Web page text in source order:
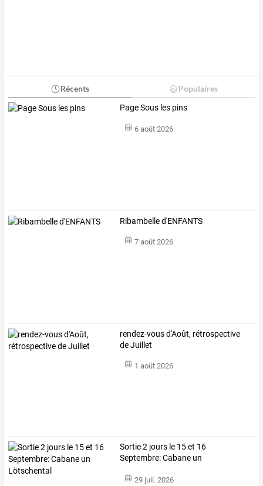
Récents Populaires
Page Sous les pins
6 août 2026
Ribambelle d'ENFANTS
7 août 2026
rendez-vous d'Août, rétrospective
de Juillet
1 août 2026
Sortie 2 jours le 15 et 16
Septembre: Cabane un
29 juil. 2026